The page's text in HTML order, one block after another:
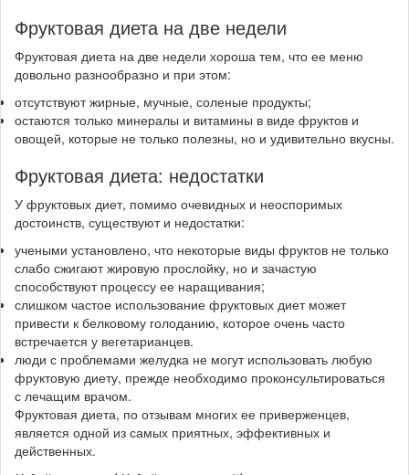
Фруктовая диета на две недели
Фруктовая диета на две недели хороша тем, что ее меню
довольно разнообразно и при этом:
отсутствуют жирные, мучные, соленые продукты;
остаются только минералы и витамины в виде фруктов и
овощей, которые не только полезны, но и удивительно вкусны.
Фруктовая диета: недостатки
У фруктовых диет, помимо очевидных и неоспоримых
достоинств, существуют и недостатки:
учеными установлено, что некоторые виды фруктов не только
слабо сжигают жировую прослойку, но и зачастую
способствуют процессу ее наращивания;
слишком частое использование фруктовых диет может
привести к белковому голоданию, которое очень часто
встречается у вегетарианцев.
люди с проблемами желудка не могут использовать любую
фруктовую диету, прежде необходимо проконсультироваться
с лечащим врачом.
Фруктовая диета, по отзывам многих ее приверженцев,
является одной из самых приятных, эффективных и
действенных.